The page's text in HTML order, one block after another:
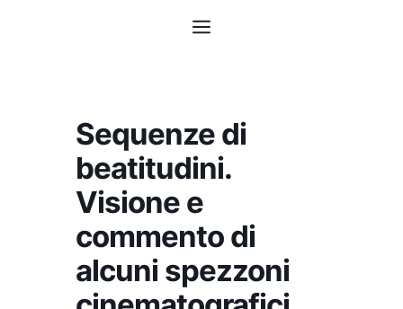
Menu
Sequenze di
beatitudini.
Visione e
commento di
alcuni spezzoni